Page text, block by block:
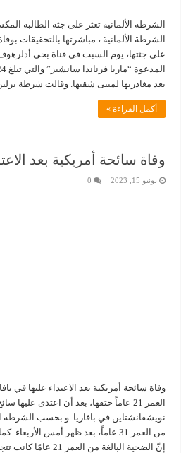
الشرطة الألمانية تعثر على جثة الطالبة
الشرطة الألمانية ، مباشرتها بالتحقيقات
على جثتها، يوم السبت في قناة بحي
بعد مغادرتها لمبنى شقتها. وقالت شرطة
أكمل القراءة »
وفاة سائحة أمريكية بعد
يونيو 15, 2023 0
وفاة سائحة أمريكية بعد الاعتداء عليها في
العمر 21 عاماً حتفها، بعد أن اعتدى
نويشفانشتاين في بافاريا. و بحسب الشرطة
من العمر 31 عاماً، بعد ظهر أمس
إنّ الضحية البالغة من العمر 21 عامًا كانت تتجول …